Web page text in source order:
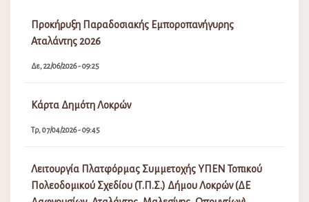
Previous
Next
ΠΑΛΑΙΌΤΕΡΑ
Προκήρυξη Παραδοσιακής Εμποροπανήγυρης